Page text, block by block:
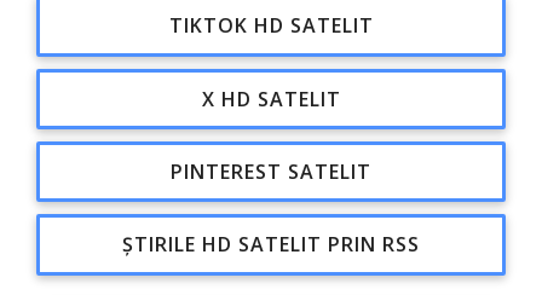
TIKTOK HD SATELIT
X HD SATELIT
PINTEREST SATELIT
ȘTIRILE HD SATELIT PRIN RSS